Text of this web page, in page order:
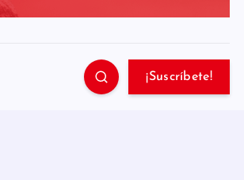
¡Suscríbete!